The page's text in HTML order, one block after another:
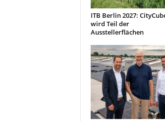
ITB Berlin 2027:
wird Teil der
Ausstellerflächen